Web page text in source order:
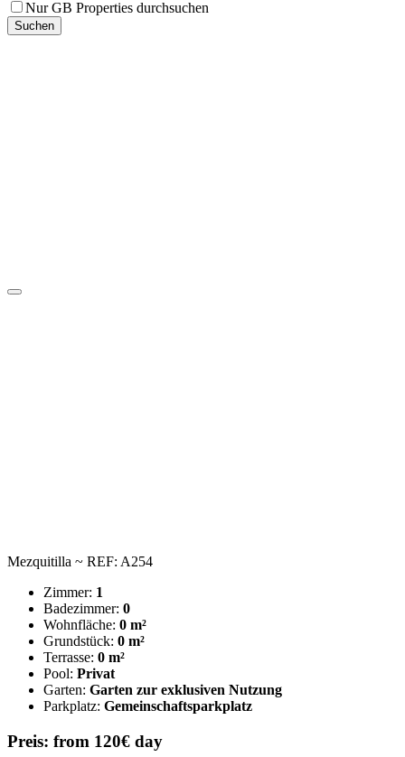
Nur GB Properties durchsuchen
Mezquitilla ~ REF: A254
Zimmer: 1
Badezimmer: 0
Wohnfläche: 0 m²
Grundstück: 0 m²
Terrasse: 0 m²
Pool: Privat
Garten: Garten zur exklusiven Nutzung
Parkplatz: Gemeinschaftsparkplatz
Preis: from 120€ day